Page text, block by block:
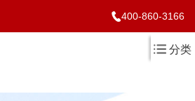
400-860-3166
分类